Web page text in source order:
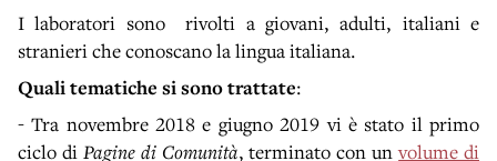
I laboratori sono rivolti a giovani, adulti, italiani e
stranieri che conoscano la lingua italiana.
Quali tematiche si sono trattate:
- Tra novembre 2018 e giugno 2019 vi è stato il primo
ciclo di Pagine di Comunità, terminato con unvolume di